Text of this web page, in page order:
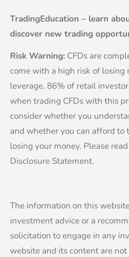
TradingEducation – learn
discover new trading
Risk Warning: CFDs are
come with a high risk of losing
leverage. 86% of retail
when trading CFDs with this
consider whether you
and whether you can afford to
losing your money. Please
Disclosure Statement.
The information on this
investment advice or a
solicitation to engage in any
website and its content are